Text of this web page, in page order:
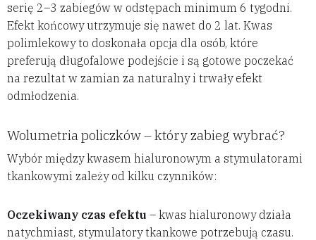
serię 2–3 zabiegów w odstępach minimum 6 tygodni.
Efekt końcowy utrzymuje się nawet do 2 lat. Kwas
polimlekowy to doskonała opcja dla osób, które
preferują długofalowe podejście i są gotowe poczekać
na rezultat w zamian za naturalny i trwały efekt
odmłodzenia.
Wolumetria policzków – który zabieg wybrać?
Wybór między kwasem hialuronowym a stymulatorami
tkankowymi zależy od kilku czynników:
Oczekiwany czas efektu – kwas hialuronowy działa
natychmiast, stymulatory tkankowe potrzebują czasu.